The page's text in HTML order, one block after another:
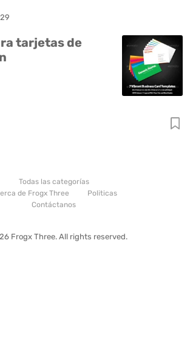
tarjetas de
Todas las categorías
de Frogx Three
Politicas
Contáctanos
Frogx Three. All rights reserved.